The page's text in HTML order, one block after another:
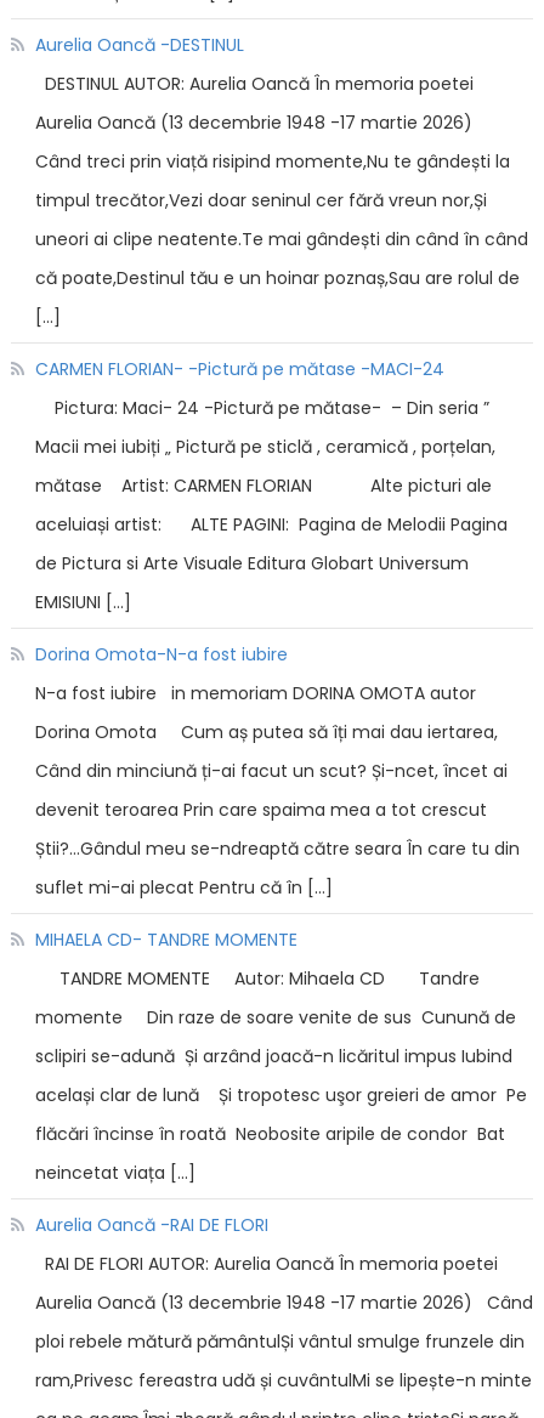
Aurelia Oancă -DESTINUL
DESTINUL AUTOR: Aurelia Oancă În memoria poetei
Aurelia Oancă (13 decembrie 1948 -17 martie 2026)
Când treci prin viață risipind momente,Nu te gândești la
timpul trecător,Vezi doar seninul cer fără vreun nor,Și
uneori ai clipe neatente.Te mai gândești din când în când
că poate,Destinul tău e un hoinar poznaș,Sau are rolul de
[…]
CARMEN FLORIAN- -Pictură pe mătase -MACI-24
Pictura: Maci- 24 -Pictură pe mătase- – Din seria ”
Macii mei iubiți „ Pictură pe sticlă , ceramică , porțelan,
mătase Artist: CARMEN FLORIAN Alte picturi ale
aceluiași artist: ALTE PAGINI: Pagina de Melodii Pagina
de Pictura si Arte Visuale Editura Globart Universum
EMISIUNI […]
Dorina Omota-N-a fost iubire
N-a fost iubire in memoriam DORINA OMOTA autor
Dorina Omota Cum aș putea să îți mai dau iertarea,
Când din minciună ți-ai facut un scut? Și-ncet, încet ai
devenit teroarea Prin care spaima mea a tot crescut
Știi?…Gândul meu se-ndreaptă către seara În care tu din
suflet mi-ai plecat Pentru că în […]
MIHAELA CD- TANDRE MOMENTE
TANDRE MOMENTE Autor: Mihaela CD Tandre
momente Din raze de soare venite de sus Cunună de
sclipiri se-adună Și arzând joacă-n licăritul impus Iubind
același clar de lună Și tropotesc uşor greieri de amor Pe
flăcări încinse în roată Neobosite aripile de condor Bat
neincetat viața […]
Aurelia Oancă -RAI DE FLORI
RAI DE FLORI AUTOR: Aurelia Oancă În memoria poetei
Aurelia Oancă (13 decembrie 1948 -17 martie 2026) Când
ploi rebele mătură pământulȘi vântul smulge frunzele din
ram,Privesc fereastra udă și cuvântulMi se lipește-n minte